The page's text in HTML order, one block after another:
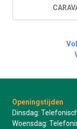
Openingstijden
Dinsdag:
Woensdag: